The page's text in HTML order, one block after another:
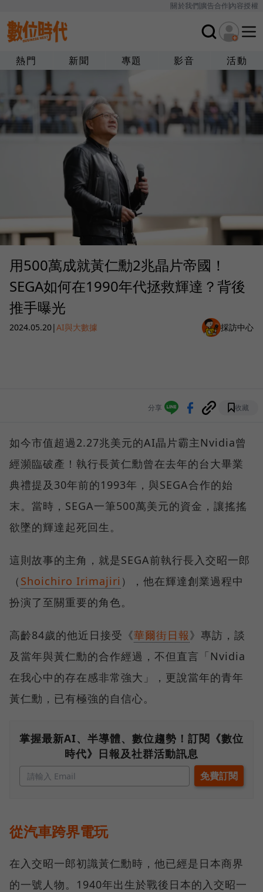
關於我們廣告合作內容授權
熱門 新聞 專題 影音 活動
用500萬成就黃仁勳2兆晶片帝國！
SEGA如何在1990年代拯救輝達？背後
推手曝光
2024.05.20|AI與大數據 採訪中心
分享 收藏
如今市值超過2.27兆美元的AI晶片霸主Nvidia曾
經瀕臨破產！執行長黃仁勳曾在去年的台大畢業
典禮提及30年前的1993年，與SEGA合作的始
末。當時，SEGA一筆500萬美元的資金，讓搖搖
欲墜的輝達起死回生。
這則故事的主角，就是SEGA前執行長入交昭一郎
（ Shoichiro Irimajiri ），他在輝達創業過程中
扮演了至關重要的角色。
高齡84歲的他近日接受《華爾街日報》專訪，談
及當年與黃仁勳的合作經過，不但直言「Nvidia
在我心中的存在感非常強大」，更說當年的青年
黃仁勳，已有極強的自信心。
掌握最新AI、半導體、數位趨勢！訂閱《數位
時代》日報及社群活動訊息
從汽車跨界電玩
在入交昭一郎初識黃仁勳時，他已經是日本商界
的一號人物。1940年出生於戰後日本的入交昭一